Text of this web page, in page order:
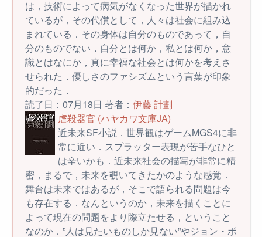
は，技術によって病気がなくなった世界が描かれ
ているが，その代償として，人々は社会に組み込
まれている．その身体は自分のものであって，自
分のものでない．自分とは何か，私とは何か，意
識とはなにか，真に幸福な社会とは何かを考えさ
せられた．優しさのファシズムという言葉が印象
的だった．
読了日：07月18日 著者： 伊藤 計劃
虐殺器官 (ハヤカワ文庫JA)
近未来SF小説．世界観はゲームMGS4に非
常に近い．スプラッター表現が苦手なひと
は辛いかも．近未来社会の描写が非常に精
密，まるで，未来を覗いてきたかのような感覚．
舞台は未来ではあるが，そこで語られる問題は今
も存在する．なんというのか，未来を描くことに
よって現在の問題をより際立たせる，ということ
なのか．”人は見たいものしか見ない”やジョン・ポ